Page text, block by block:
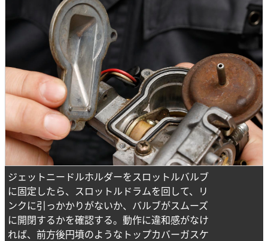
ジェットニードルホルダーをスロットルバルブ
に固定したら、スロットルドラムを回して、リ
ンクに引っかかりがないか、バルブがスムーズ
に開閉するかを確認する。動作に違和感がなけ
れば、前方後円墳のようなトップカバーガスケ